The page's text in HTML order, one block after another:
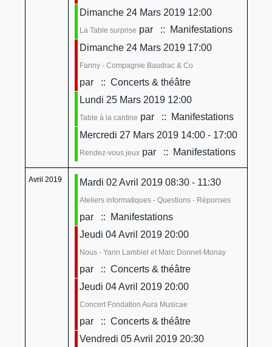
Dimanche 24 Mars 2019 12:00
La Table surprise par
:: Manifestations
Dimanche 24 Mars 2019 17:00
Fanny - Compagnie Baudrac & Co
par
:: Concerts & théâtre
Lundi 25 Mars 2019 12:00
Table à la cantine par
:: Manifestations
Mercredi 27 Mars 2019 14:00 - 17:00
Rendez-vous jeuxpar :: Manifestations
Avril 2019 Mardi 02 Avril 2019 08:30 - 11:30
Ateliers informatiques - Questions - Réponses
par
:: Manifestations
Jeudi 04 Avril 2019 20:00
Nous - Yann Lambiel et Marc Donnet-Monay
par
:: Concerts & théâtre
Jeudi 04 Avril 2019 20:00
Concert Fondation Aura Musicae
par
:: Concerts & théâtre
Vendredi 05 Avril 2019 20:30